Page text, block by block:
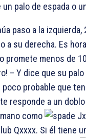
palo de espada o
paso a la izquierda,
a su derecha. Es
promete menos de
– Y dice que su
poco probable que
responde a un
como
Qxxxx. Si él tiene